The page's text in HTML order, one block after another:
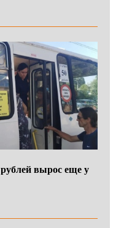
вырос еще у